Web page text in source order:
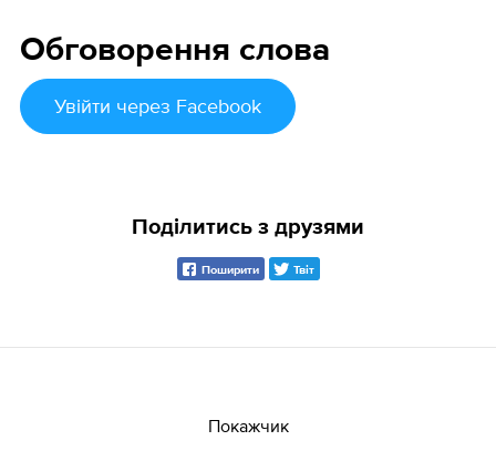
Обговорення слова
Увійти через Facebook
Поділитись з друзями
Поширити Твіт
Покажчик